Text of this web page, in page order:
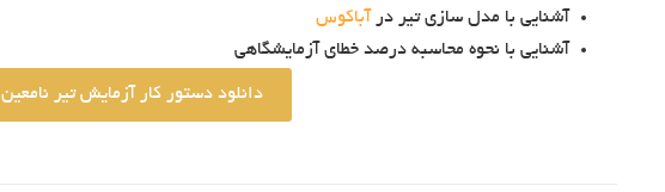
آشنایی با مدل سازی تیر در آباکوس
آشنایی با نحوه محاسبه درصد خطای آزمایشگاهی
دانلود دستور کار آزمایش تیر نامعین